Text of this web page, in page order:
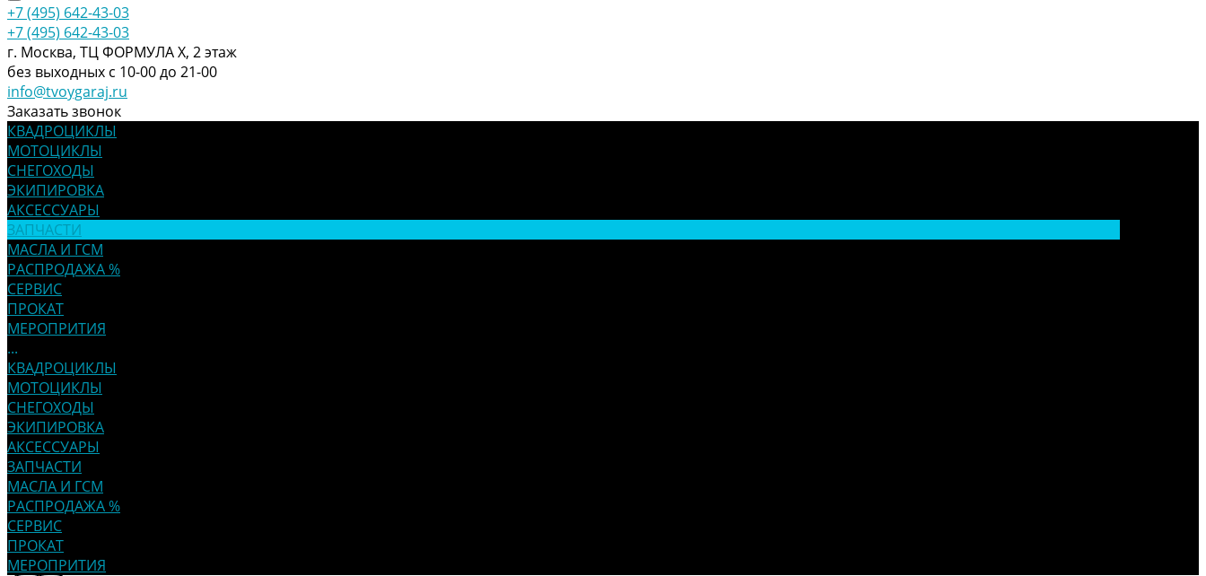
+7 (495) 642-43-03
+7 (495) 642-43-03
г. Москва, ТЦ ФОРМУЛА Х, 2 этаж
без выходных с 10-00 до 21-00
info@tvoygaraj.ru
Заказать звонок
КВАДРОЦИКЛЫ
МОТОЦИКЛЫ
СНЕГОХОДЫ
ЭКИПИРОВКА
АКСЕССУАРЫ
ЗАПЧАСТИ
МАСЛА И ГСМ
РАСПРОДАЖА %
СЕРВИС
ПРОКАТ
МЕРОПРИТИЯ
...
КВАДРОЦИКЛЫ
МОТОЦИКЛЫ
СНЕГОХОДЫ
ЭКИПИРОВКА
АКСЕССУАРЫ
ЗАПЧАСТИ
МАСЛА И ГСМ
РАСПРОДАЖА %
СЕРВИС
ПРОКАТ
МЕРОПРИТИЯ